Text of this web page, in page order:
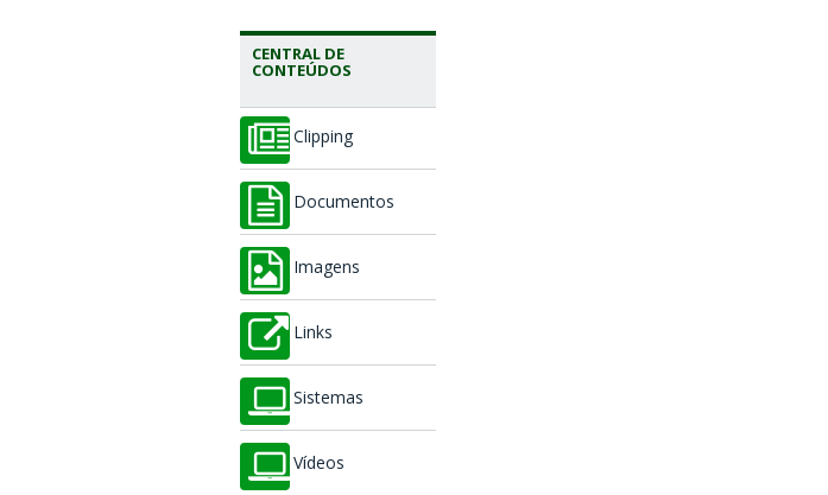
CENTRAL DE
CONTEÚDOS
Clipping
Documentos
Imagens
Links
Sistemas
Vídeos